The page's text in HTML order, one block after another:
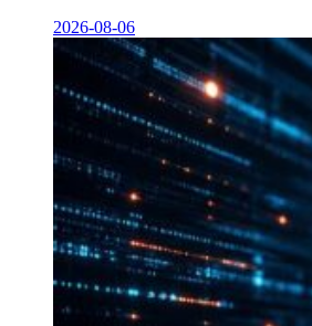
2026-08-06